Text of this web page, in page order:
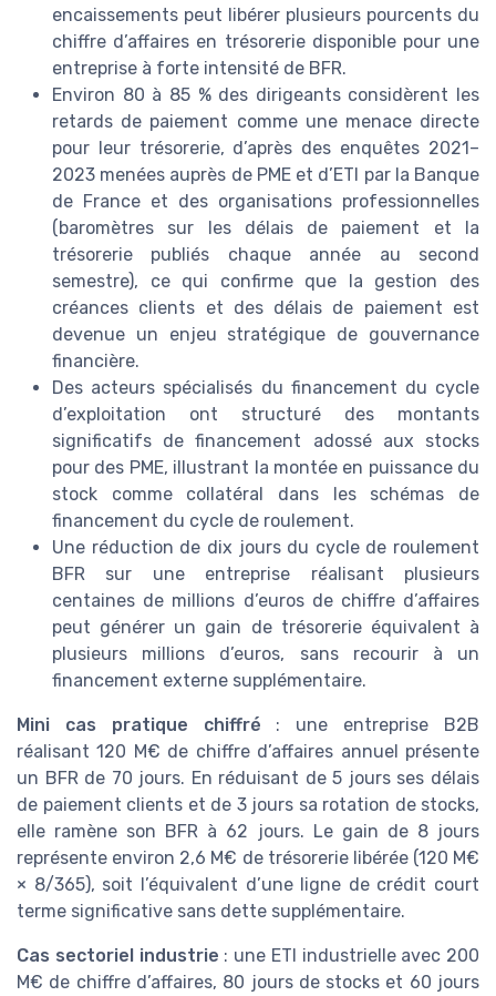
encaissements peut libérer plusieurs pourcents du
chiffre d’affaires en trésorerie disponible pour une
entreprise à forte intensité de BFR.
Environ 80 à 85 % des dirigeants considèrent les
retards de paiement comme une menace directe
pour leur trésorerie, d’après des enquêtes 2021–
2023 menées auprès de PME et d’ETI par la Banque
de France et des organisations professionnelles
(baromètres sur les délais de paiement et la
trésorerie publiés chaque année au second
semestre), ce qui confirme que la gestion des
créances clients et des délais de paiement est
devenue un enjeu stratégique de gouvernance
financière.
Des acteurs spécialisés du financement du cycle
d’exploitation ont structuré des montants
significatifs de financement adossé aux stocks
pour des PME, illustrant la montée en puissance du
stock comme collatéral dans les schémas de
financement du cycle de roulement.
Une réduction de dix jours du cycle de roulement
BFR sur une entreprise réalisant plusieurs
centaines de millions d’euros de chiffre d’affaires
peut générer un gain de trésorerie équivalent à
plusieurs millions d’euros, sans recourir à un
financement externe supplémentaire.
Mini cas pratique chiffré : une entreprise B2B
réalisant 120 M€ de chiffre d’affaires annuel présente
un BFR de 70 jours. En réduisant de 5 jours ses délais
de paiement clients et de 3 jours sa rotation de stocks,
elle ramène son BFR à 62 jours. Le gain de 8 jours
représente environ 2,6 M€ de trésorerie libérée (120 M€
× 8/365), soit l’équivalent d’une ligne de crédit court
terme significative sans dette supplémentaire.
Cas sectoriel industrie : une ETI industrielle avec 200
M€ de chiffre d’affaires, 80 jours de stocks et 60 jours